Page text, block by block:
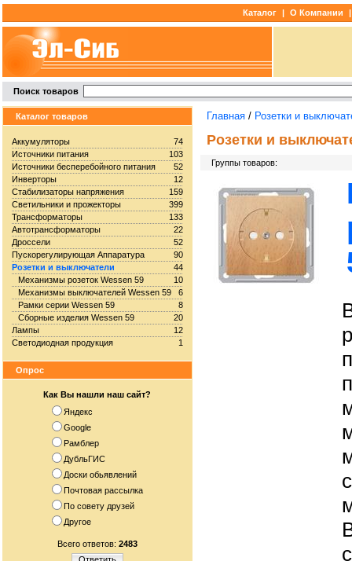
Каталог | О Компании |
Поиск товаров
Каталог товаров
74
Аккумуляторы
103
Источники питания
52
Источники бесперебойного питания
12
Инверторы
159
Стабилизаторы напряжения
399
Светильники и прожекторы
133
Трансформаторы
22
Автотрансформаторы
52
Дроссели
90
Пускорегулирующая Аппаратура
44
Розетки и выключатели
10
Механизмы розеток Wessen 59
6
Механизмы выключателей Wessen 59
8
Рамки серии Wessen 59
20
Сборные изделия Wessen 59
12
Лампы
1
Светодиодная продукция
Опрос
Как Вы нашли наш сайт?
Яндекс
Google
Рамблер
ДубльГИС
Доски обьявлений
Почтовая рассылка
По совету друзей
Другое
Всего ответов: 2483
Главная / Розетки и
Розетки и
Группы товаров: